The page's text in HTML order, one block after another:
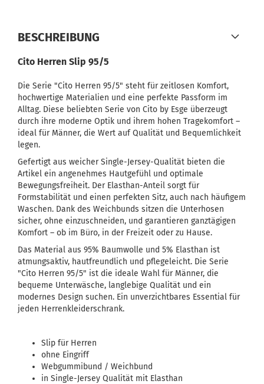
BESCHREIBUNG
Cito Herren Slip 95/5
Die Serie "Cito Herren 95/5" steht für zeitlosen Komfort,
hochwertige Materialien und eine perfekte Passform im
Alltag. Diese beliebten Serie von Cito by Esge überzeugt
durch ihre moderne Optik und ihrem hohen Tragekomfort –
ideal für Männer, die Wert auf Qualität und Bequemlichkeit
legen.
Gefertigt aus weicher Single-Jersey-Qualität bieten die
Artikel ein angenehmes Hautgefühl und optimale
Bewegungsfreiheit. Der Elasthan-Anteil sorgt für
Formstabilität und einen perfekten Sitz, auch nach häufigem
Waschen. Dank des Weichbunds sitzen die Unterhosen
sicher, ohne einzuschneiden, und garantieren ganztägigen
Komfort – ob im Büro, in der Freizeit oder zu Hause.
Das Material aus 95% Baumwolle und 5% Elasthan ist
atmungsaktiv, hautfreundlich und pflegeleicht. Die Serie
"Cito Herren 95/5" ist die ideale Wahl für Männer, die
bequeme Unterwäsche, langlebige Qualität und ein
modernes Design suchen. Ein unverzichtbares Essential für
jeden Herrenkleiderschrank.
Slip für Herren
ohne Eingriff
Webgummibund / Weichbund
in Single-Jersey Qualität mit Elasthan